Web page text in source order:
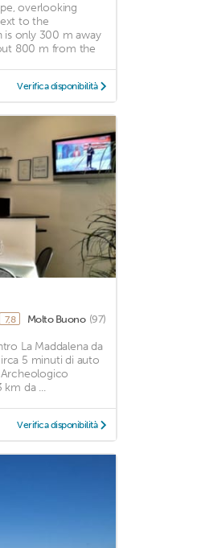
overlooking
to the
is only 300 m away
800 m from the
Verifica disponibilità
7,8 Molto Buono (97)
La Maddalena da
5 minuti di auto
km da ...
Verifica disponibilità